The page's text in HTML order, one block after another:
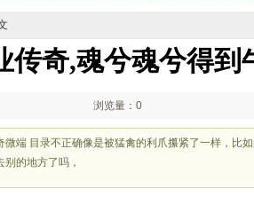
传奇,魂兮魂兮得到
浏览量：0
微端 目录不正确像是被猛禽的利爪攥紧了一样，比
别的地方了吗，